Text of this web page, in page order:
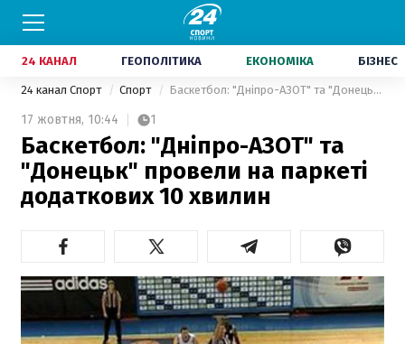
24 КАНАЛ ГЕОПОЛІТИКА ЕКОНОМІКА БІЗНЕС
24 канал Спорт Спорт Баскетбол: "Дніпро-АЗОТ" та "Донецьк" провели на паркеті додаткових 10 хвилин
17 жовтня, 10:44 1
Баскетбол: "Дніпро-АЗОТ" та
"Донецьк" провели на паркеті
додаткових 10 хвилин